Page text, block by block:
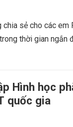
sẻ cho các em
thời gian ngắn
Hình học
quốc gia